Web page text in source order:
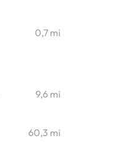
0,7 mi
9,6 mi
60,3 mi